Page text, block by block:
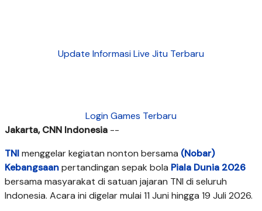
Update Informasi Live Jitu Terbaru
Login Games Terbaru
Jakarta, CNN Indonesia --
TNImenggelar kegiatan nonton bersama (Nobar)
Kebangsaanpertandingan sepak bola Piala Dunia 2026
bersama masyarakat di satuan jajaran TNI di seluruh
Indonesia. Acara ini digelar mulai 11 Juni hingga 19 Juli 2026.